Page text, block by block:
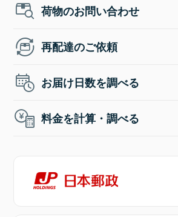
荷物のお問い合わせ
再配達のご依頼
お届け日数を調べる
料金を計算・調べる